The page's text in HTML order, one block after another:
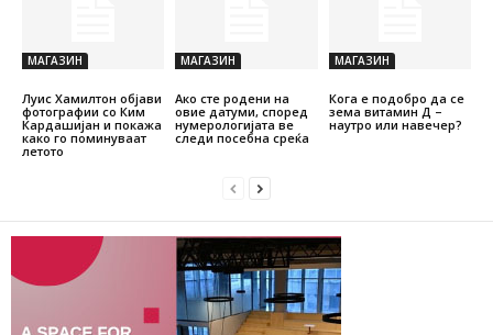
МАГАЗИН
Луис Хамилтон објави
фотографии со Ким
Кардашијан и покажа
како го поминуваат
летото
МАГАЗИН
Ако сте родени на
овие датуми, според
нумерологијата ве
следи посебна среќа
МАГАЗИН
Кога е подобро да се
зема витамин Д –
наутро или навечер?